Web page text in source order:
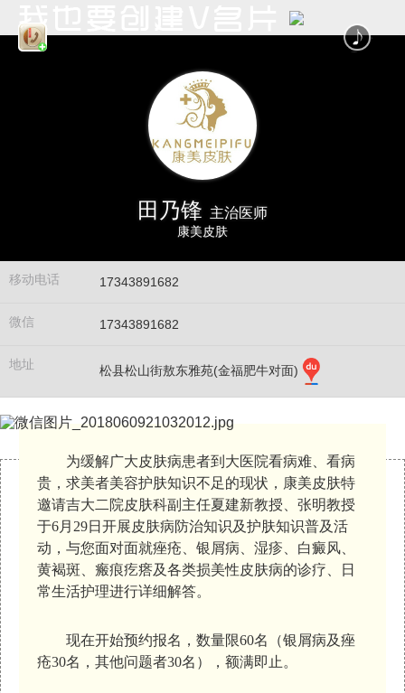
田乃锋 主治医师
康美皮肤
移动电话 17343891682
微信 17343891682
地址 松县松山街敖东雅苑(金福肥牛对面)
为缓解广大皮肤病患者到大医院看病难、看病
贵，求美者美容护肤知识不足的现状，康美皮肤特
邀请吉大二院皮肤科副主任夏建新教授、张明教授
于6月29日开展皮肤病防治知识及护肤知识普及活
动，与您面对面就痤疮、银屑病、湿疹、白癜风、
黄褐斑、瘢痕疙瘩及各类损美性皮肤病的诊疗、日
常生活护理进行详细解答。
现在开始预约报名，数量限60名（银屑病及痤
疮30名，其他问题者30名），额满即止。